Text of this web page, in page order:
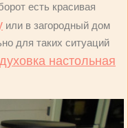
есть красивая
или в загородный дом
для таких ситуаций
духовка настольная